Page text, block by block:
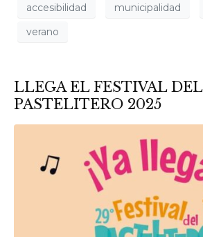
accesibilidad municipalidad
verano
LLEGA EL FESTIVAL DEL
PASTELITERO 2025